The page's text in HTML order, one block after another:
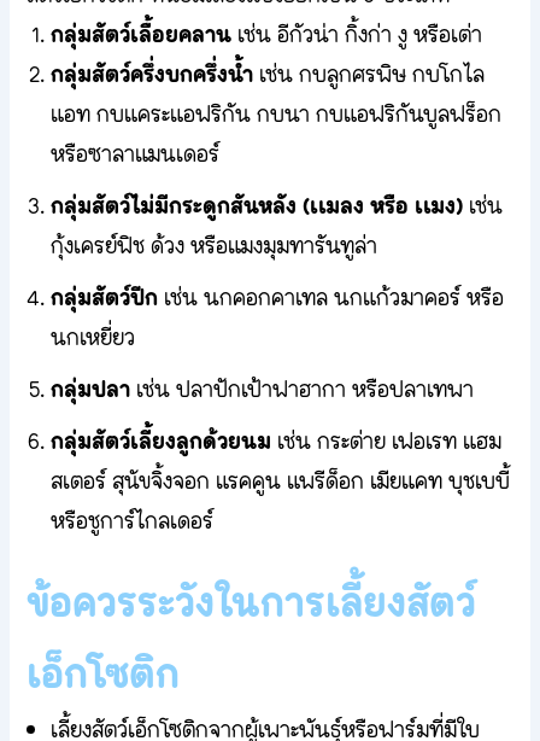
กลุ่มสัตว์เลื้อยคลาน เช่น อีกัวน่า กิ้งก่า งู หรือเต่า
กลุ่มสัตว์ครึ่งบกครึ่งน้ำ เช่น กบลูกศรพิษ กบโกไล
แอท กบแคระแอฟริกัน กบนา กบแอฟริกันบูลฟร็อก
หรือซาลาแมนเดอร์
กลุ่มสัตว์ไม่มีกระดูกสันหลัง (เเมลง หรือ เเมง) เช่น
กุ้งเครย์ฟิช ด้วง หรือแมงมุมทารันทูล่า
กลุ่มสัตว์ปีก เช่น นกคอกคาเทล นกแก้วมาคอร์ หรือ
นกเหยี่ยว
กลุ่มปลา เช่น ปลาปักเป้าฟาฮากา หรือปลาเทพา
กลุ่มสัตว์เลี้ยงลูกด้วยนม เช่น กระต่าย เฟอเรท แฮม
สเตอร์ สุนัขจิ้งจอก แรคคูน แพรีด็อก เมียแคท บุชเบบี้
หรือชูการ์ไกลเดอร์
ข้อควรระวังในการเลี้ยงสัตว์
เอ็กโซติก
เลี้ยงสัตว์เอ็กโซติกจากผู้เพาะพันธุ์หรือฟาร์มที่มีใบ